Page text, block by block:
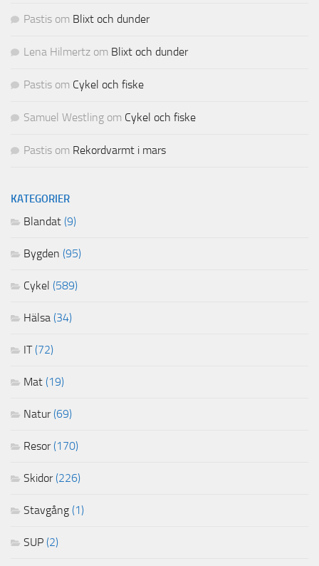
Pastis om Blixt och dunder
Lena Hilmertz om Blixt och dunder
Pastis om Cykel och fiske
Samuel Westling om Cykel och fiske
Pastis om Rekordvarmt i mars
KATEGORIER
Blandat (9)
Bygden (95)
Cykel (589)
Hälsa (34)
IT(72)
Mat (19)
Natur(69)
Resor(170)
Skidor(226)
Stavgång (1)
SUP (2)